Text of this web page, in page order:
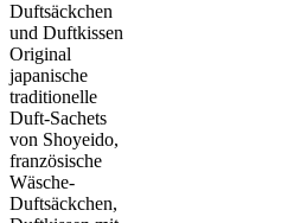
Duftsäckchen
und Duftkissen
Original
japanische
traditionelle
Duft-Sachets
von Shoyeido,
französische
Wäsche-
Duftsäckchen,